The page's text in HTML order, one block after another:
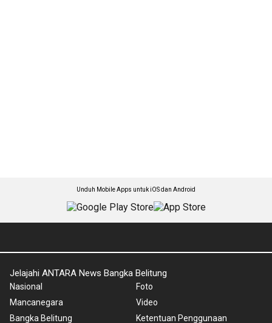
Unduh Mobile Apps untuk iOS dan Android
Jelajahi ANTARA News Bangka Belitung
Nasional
Mancanegara
Bangka Belitung
Foto
Video
Ketentuan Penggunaan